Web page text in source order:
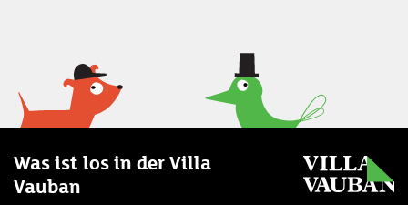
Was ist los in der Villa
Vauban